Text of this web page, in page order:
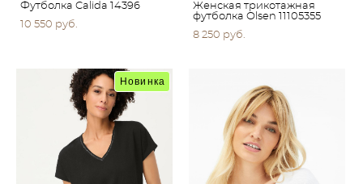
Футболка Calida 14396
10 550 pуб.
Женская трикотажная
футболка Olsen 11105355
8 250 pуб.
Новинка